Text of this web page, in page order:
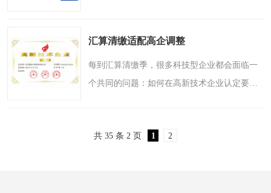
事半功倍的效果。那..
汇算清缴适配高企调整
每到汇算清缴季，很多科技型企业都会面临一
个共同的问题：如何在高新技术企业认定要求
等关键指标上，稍有..
共 35 条 2 页 1 2